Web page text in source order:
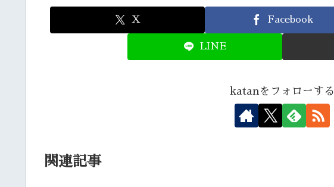
X Facebook
LINE
katanをフォローする
関連記事